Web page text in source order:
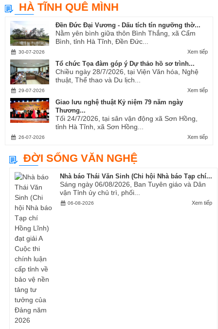
HÀ TĨNH QUÊ MÌNH
Đền Đức Đại Vương - Dấu tích tín ngưỡng thờ...
Nằm yên bình giữa thôn Bình Thắng, xã Cẩm
Bình, tỉnh Hà Tĩnh, Đền Đức...
Xem tiếp
30-07-2026
Tổ chức Tọa đàm góp ý Dự thảo hồ sơ trình...
Chiều ngày 28/7/2026, tại Viện Văn hóa, Nghệ
thuật, Thể thao và Du lịch...
Xem tiếp
29-07-2026
Giao lưu nghệ thuật Kỷ niệm 79 năm ngày
Thương...
Tối 24/7/2026, tại sân vận động xã Sơn Hồng,
tỉnh Hà Tĩnh, xã Sơn Hồng...
Xem tiếp
26-07-2026
ĐỜI SỐNG VĂN NGHỆ
Nhà báo Thái Văn Sinh (Chi hội Nhà báo Tạp chí...
Sáng ngày 06/08/2026, Ban Tuyên giáo và Dân
vận Tỉnh ủy chủ trì, phối...
Xem tiếp
06-08-2026